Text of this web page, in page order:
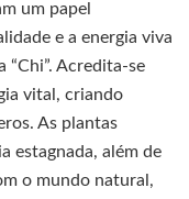
um papel
e a energia viva
“Chi”. Acredita-se
vital, criando
As plantas
estagnada, além de
o mundo natural,